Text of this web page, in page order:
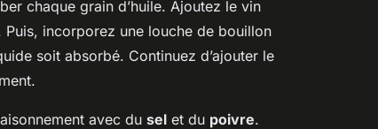
chaque grain d’huile. Ajoutez le vin
Puis, incorporez une louche de bouillon
soit absorbé. Continuez d’ajouter le
avec du sel et du poivre.